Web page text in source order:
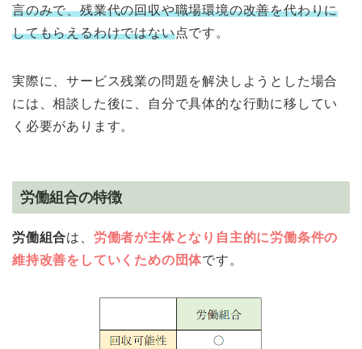
言のみで、残業代の回収や職場環境の改善を代わりに
してもらえるわけではない点です。
実際に、サービス残業の問題を解決しようとした場合
には、相談した後に、自分で具体的な行動に移してい
く必要があります。
労働組合の特徴
労働組合は、 労働者が主体となり自主的に労働条件の
維持改善をしていくための団体です。